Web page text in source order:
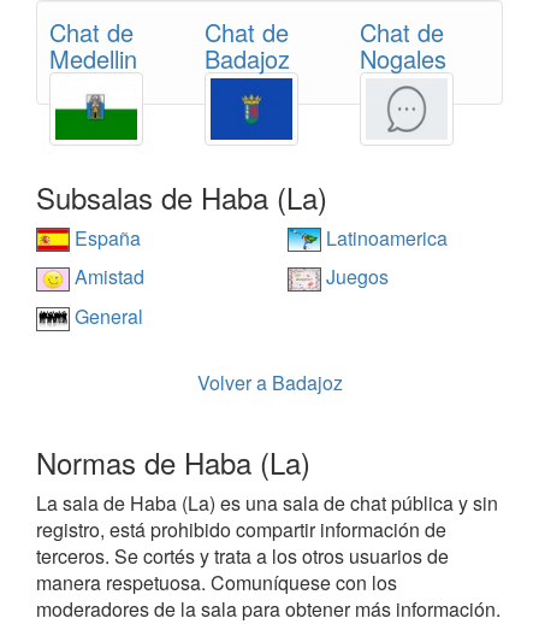
Chat de
Medellin
Chat de
Badajoz
Chat de
Nogales
Subsalas de Haba (La)
España
Latinoamerica
Amistad
Juegos
General
Volver a Badajoz
Normas de Haba (La)
La sala de Haba (La) es una sala de chat pública y sin
registro, está prohibido compartir información de
terceros. Se cortés y trata a los otros usuarios de
manera respetuosa. Comuníquese con los
moderadores de la sala para obtener más información.